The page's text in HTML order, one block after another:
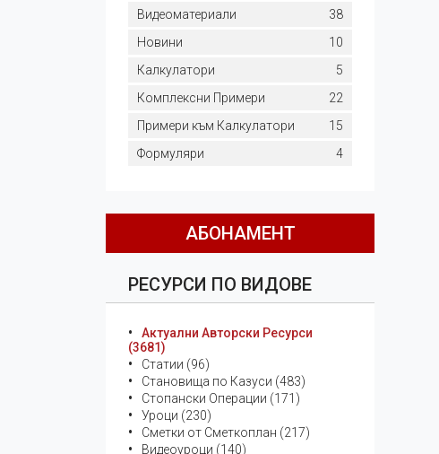
Видеоматериали
38
Новини
10
Калкулатори
5
Комплексни Примери
22
Примери към Калкулатори
15
Формуляри
4
АБОНАМЕНТ
РЕСУРСИ ПО ВИДОВЕ
Актуални Авторски Ресурси
(3681)
Статии (96)
Становища по Казуси (483)
Стопански Операции (171)
Уроци (230)
Сметки от Сметкоплан (217)
Видеоуроци (140)